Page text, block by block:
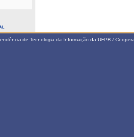
de Tecnologia da Informação da UFPB /